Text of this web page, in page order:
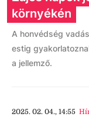
környékén
A honvédség
estig
a jellemző.
2025. 02. 04., 14:55